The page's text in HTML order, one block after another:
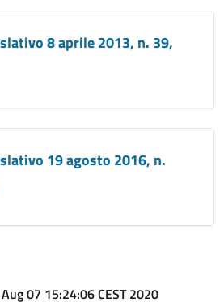
8 aprile 2013, n. 39,
19 agosto 2016, n.
07 15:24:06 CEST 2020